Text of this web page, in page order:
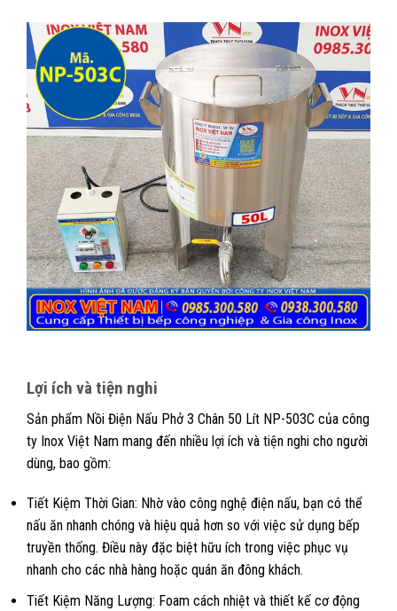
Lợi ích và tiện nghi
Sản phẩm Nồi Điện Nấu Phở 3 Chân 50 Lít NP-503C của công
ty Inox Việt Nam mang đến nhiều lợi ích và tiện nghi cho người
dùng, bao gồm:
Tiết Kiệm Thời Gian: Nhờ vào công nghệ điện nấu, bạn có thể
nấu ăn nhanh chóng và hiệu quả hơn so với việc sử dụng bếp
truyền thống. Điều này đặc biệt hữu ích trong việc phục vụ
nhanh cho các nhà hàng hoặc quán ăn đông khách.
Tiết Kiệm Năng Lượng: Foam cách nhiệt và thiết kế cơ động